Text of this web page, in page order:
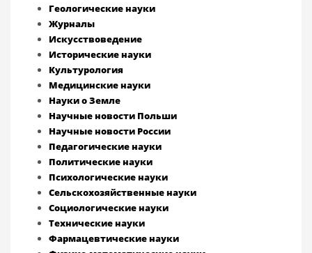
Геологические науки
Журналы
Искусствоведение
Исторические науки
Культурология
Медицинские науки
Науки о Земле
Научные новости Польши
Научные новости России
Педагогические науки
Политические науки
Психологические науки
Сельскохозяйственные науки
Социологические науки
Технические науки
Фармацевтические науки